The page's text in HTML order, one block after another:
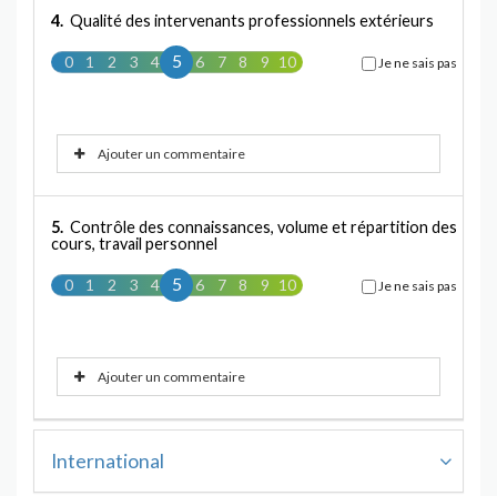
4. Qualité des intervenants professionnels extérieurs
5
0 1 2 3 4 5 6 7 8 9 10 Je ne sais pas
Ajouter un commentaire
5. Contrôle des connaissances, volume et répartition des
cours, travail personnel
5
0 1 2 3 4 5 6 7 8 9 10 Je ne sais pas
Ajouter un commentaire
International